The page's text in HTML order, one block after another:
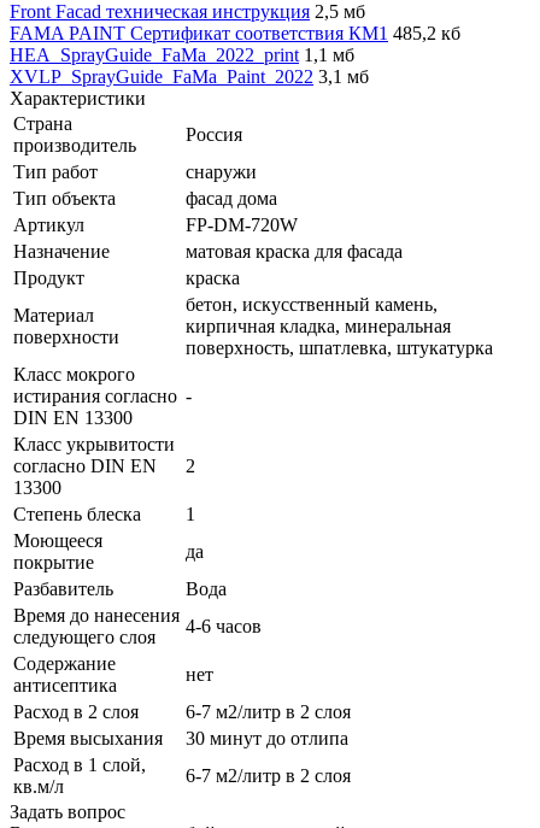
Front Facad техническая инструкция 2,5 мб
FAMA PAINT Сертификат соответствия КМ1 485,2 кб
HEA_SprayGuide_FaMa_2022_print 1,1 мб
XVLP_SprayGuide_FaMa_Paint_2022 3,1 мб
Характеристики
Страна
производитель
Россия
Тип работ
снаружи
Тип объекта
фасад дома
Артикул
FP-DM-720W
Назначение
матовая краска для фасада
Продукт
краска
Материал
поверхности
бетон, искусственный камень,
кирпичная кладка, минеральная
поверхность, шпатлевка, штукатурка
Класс мокрого
истирания согласно
DIN EN 13300
-
Класс укрывитости
согласно DIN EN
13300
2
Степень блеска
1
Моющееся
покрытие
да
Разбавитель
Вода
Время до нанесения
следующего слоя
4-6 часов
Содержание
антисептика
нет
Расход в 2 слоя
6-7 м2/литр в 2 слоя
Время высыхания
30 минут до отлипа
Расход в 1 слой,
кв.м/л
6-7 м2/литр в 2 слоя
Задать вопрос